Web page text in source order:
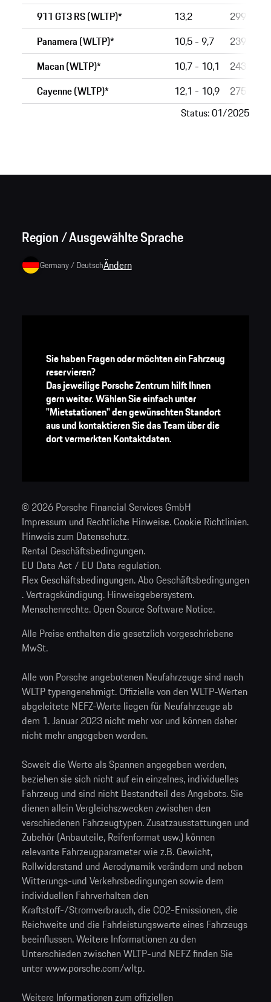
911 GT3 RS (WLTP)*
13,2
299
Panamera (WLTP)*
10,5 - 9,7
239 - 219
Macan (WLTP)*
10,7 - 10,1
243 - 228
Cayenne (WLTP)*
12,1 - 10,9
275 - 247
Status: 01/2025
Region / Ausgewählte Sprache
Germany/ DeutschÄndern
Sie haben Fragen oder möchten ein Fahrzeug
reservieren?
Das jeweilige Porsche Zentrum hilft Ihnen
gern weiter. Wählen Sie einfach unter
"Mietstationen" den gewünschten Standort
aus und kontaktieren Sie das Team über die
dort vermerkten Kontaktdaten.
© 2026 Porsche Financial Services GmbH
Impressum und Rechtliche Hinweise. Cookie Richtlinien.
Hinweis zum Datenschutz.
Rental Geschäftsbedingungen.
EU Data Act / EU Data regulation.
Flex Geschäftsbedingungen.Abo Geschäftsbedingungen
.Vertragskündigung. Hinweisgebersystem.
Menschenrechte. Open Source Software Notice.
Alle Preise enthalten die gesetzlich vorgeschriebene
MwSt.
Alle von Porsche angebotenen Neufahrzeuge sind nach
WLTP typengenehmigt. Offizielle von den WLTP-Werten
abgeleitete NEFZ-Werte liegen für Neufahrzeuge ab
dem 1. Januar 2023 nicht mehr vor und können daher
nicht mehr angegeben werden.
Soweit die Werte als Spannen angegeben werden,
beziehen sie sich nicht auf ein einzelnes, individuelles
Fahrzeug und sind nicht Bestandteil des Angebots. Sie
dienen allein Vergleichszwecken zwischen den
verschiedenen Fahrzeugtypen. Zusatzausstattungen und
Zubehör (Anbauteile, Reifenformat usw.) können
relevante Fahrzeugparameter wie z.B. Gewicht,
Rollwiderstand und Aerodynamik verändern und neben
Witterungs-und Verkehrsbedingungen sowie dem
individuellen Fahrverhalten den
Kraftstoff-/Stromverbrauch, die CO2-Emissionen, die
Reichweite und die Fahrleistungswerte eines Fahrzeugs
beeinflussen. Weitere Informationen zu den
Unterschieden zwischen WLTP-und NEFZ finden Sie
unterwww.porsche.com/wltp.
Weitere Informationen zum offiziellen